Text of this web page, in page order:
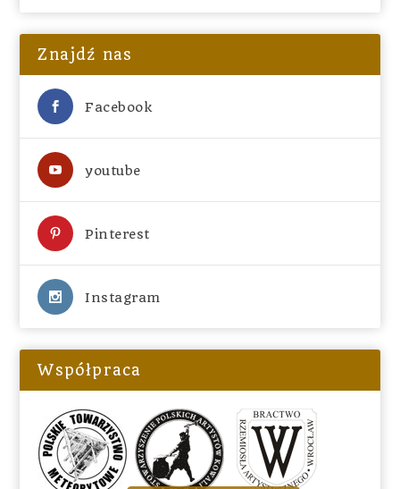
Znajdź nas
Facebook
youtube
Pinterest
Instagram
Współpraca